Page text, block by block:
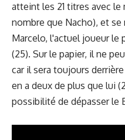
atteint les 21 titres avec
nombre que Nacho), et
Marcelo, l'actuel joueur le
(25). Sur le papier, il ne
car il sera toujours
en a deux de plus que lui
possibilité de dépasser le